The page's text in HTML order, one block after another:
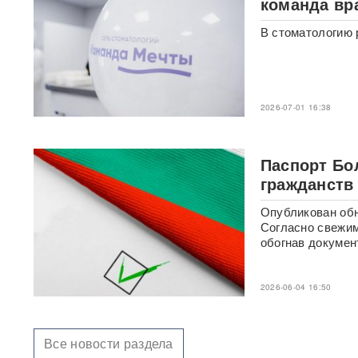
шоке от ответа Москвы на
"операцию принуждения"
«Начнутся серьезные
проблемы»: эксперт раскрыл,
когда ослабнут атаки БПЛА
взорвали Mercedes главы
«Уралдронзавода»
(ФОТО,
ВИДЕО)
Китай впервые показал
кадры имитации нанесения
ВИДЕО
В Москве пенсионерка -
жертва «схемы Долиной»
приставовВИДЕО
В стоматологию
2026-07-01 16:38
Паспорт
Опубликован
Согласно
обогнав
2026-06-04 16:50
Все новости раздела